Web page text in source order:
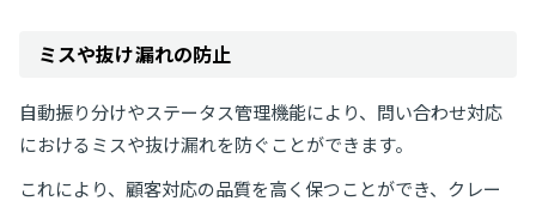
ミスや抜け漏れの防止
自動振り分けやステータス管理機能により、問い合わせ対応
におけるミスや抜け漏れを防ぐことができます。
これにより、顧客対応の品質を高く保つことができ、クレー